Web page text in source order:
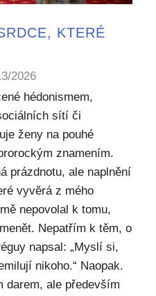
KTERÉ
2026
hédonismem,
sítí či
ženy na pouhé
znamením.
prázdnotu, ale naplnění
vyvěrá z mého
nepovolal k tomu,
Nepatřím k těm, o
napsal: „Myslí si,
nikoho.“ Naopak.
darem, ale především